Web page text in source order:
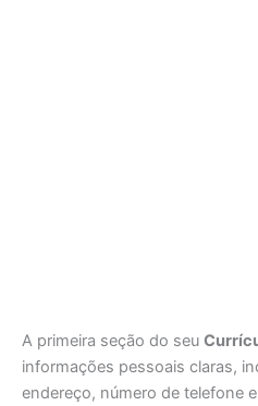
A primeira seção do seu
informações pessoais claras,
endereço, número de telefone